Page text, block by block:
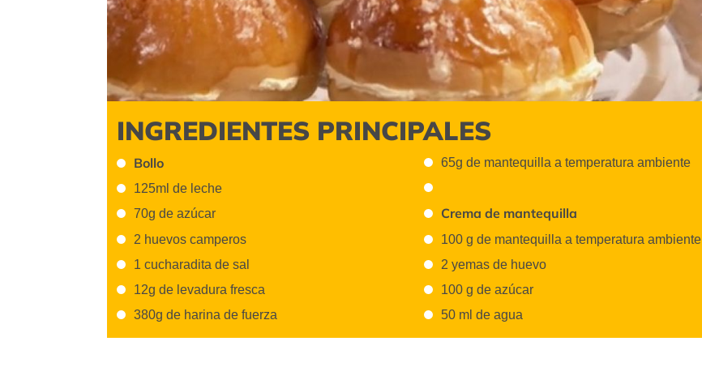
INGREDIENTES PRINCIPALES
Bollo
125ml de leche
70g de azúcar
2 huevos camperos
1 cucharadita de sal
12g de levadura fresca
380g de harina de fuerza
65g de mantequilla a temperatura ambiente
Crema de mantequilla
100 g de mantequilla a temperatura ambiente
2 yemas de huevo
100 g de azúcar
50 ml de agua